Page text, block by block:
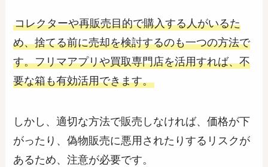
コレクターや再販売目的で購入する人がいるた
め、捨てる前に売却を検討するのも一つの方法で
す。フリマアプリや買取専門店を活用すれば、不
要な箱も有効活用できます。
しかし、適切な方法で販売しなければ、価格が下
がったり、偽物販売に悪用されたりするリスクが
あるため、注意が必要です。